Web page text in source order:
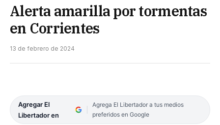
Alerta amarilla por tormentas
en Corrientes
13 de febrero de 2024
Agregar El
Libertador en
Agrega El Libertador a tus medios
preferidos en Google